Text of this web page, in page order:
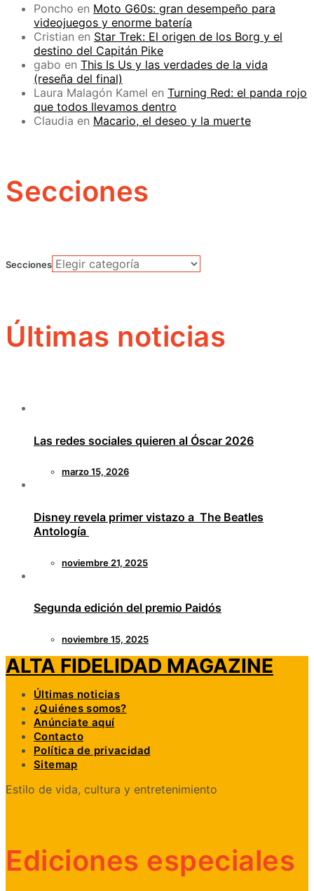
Poncho en Moto G60s: gran desempeño para
videojuegos y enorme batería
Cristian en Star Trek: El origen de los Borg y el
destino del Capitán Pike
gabo en This Is Us y las verdades de la vida
(reseña del final)
Laura Malagón Kamel en Turning Red: el panda rojo
que todos llevamos dentro
Claudia en Macario, el deseo y la muerte
Secciones
Secciones
Últimas noticias
Las redes sociales quieren al Óscar 2026
marzo 15, 2026
Disney revela primer vistazo a The Beatles
Antología
noviembre 21, 2025
Segunda edición del premio Paidós
noviembre 15, 2025
ALTA FIDELIDAD MAGAZINE
Últimas noticias
¿Quiénes somos?
Anúnciate aquí
Contacto
Política de privacidad
Sitemap
Estilo de vida, cultura y entretenimiento
Ediciones especiales